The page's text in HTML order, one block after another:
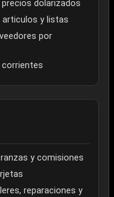
dolarizados
articulos y listas
por
corrientes
y comisiones
reparaciones y